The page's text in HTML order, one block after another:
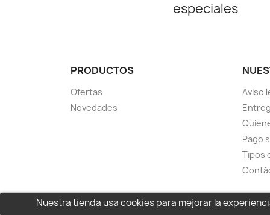
Nuestra tienda usa cookies para mejorar la
especiales
PRODUCTOS
Ofertas
Novedades
Aviso
Pago
Tipos